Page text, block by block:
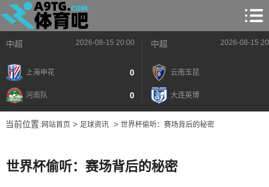
中超 2026-08-15 20:00
上海申花 0
河南队 0
中超 2026-08-15
云南玉昆
大连英博
当前位置: 网站首页> 足球资讯> 世界杯偷听：赛场背后的秘密
世界杯偷听：赛场背后的秘密